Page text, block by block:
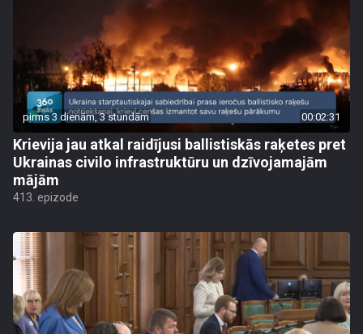
pirms 3 dienām, 3 stundām 00:02:31
Krievija jau atkal raidījusi ballistiskās raķetes pret
Ukrainas civilo infrastruktūru un dzīvojamajām
mājām
413. epizode